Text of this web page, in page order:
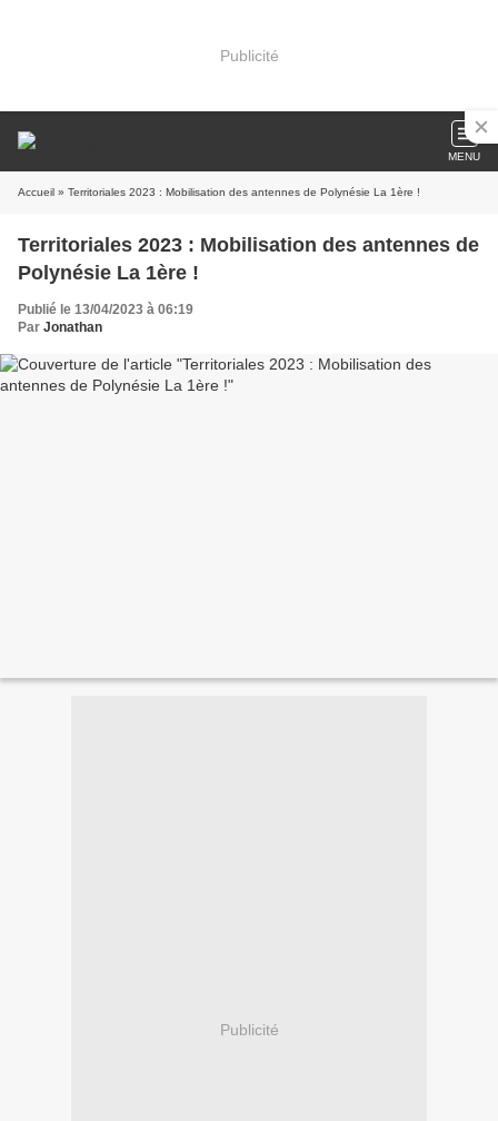
Publicité
MENU
Accueil » Territoriales 2023 : Mobilisation des antennes de Polynésie La 1ère !
Territoriales 2023 : Mobilisation des antennes de
Polynésie La 1ère !
Publié le 13/04/2023 à 06:19
Par Jonathan
Publicité